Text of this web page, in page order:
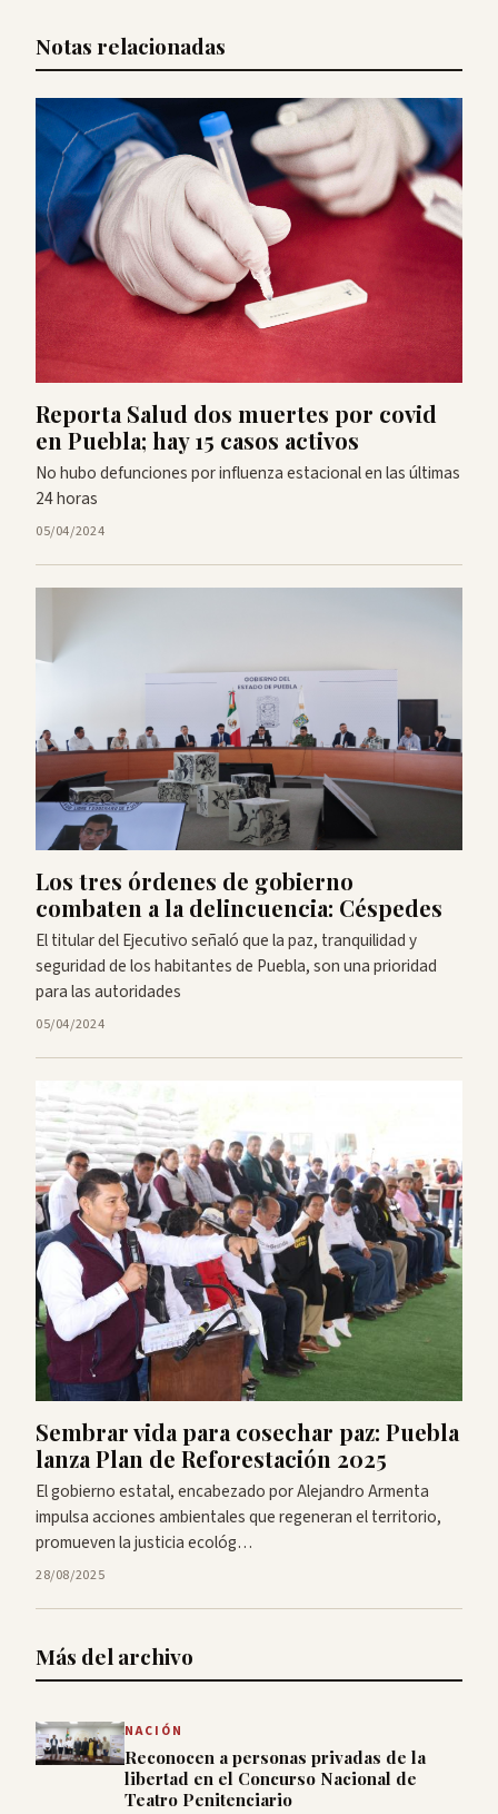
Notas relacionadas
Reporta Salud dos muertes por covid
en Puebla; hay 15 casos activos
No hubo defunciones por influenza estacional en las últimas
24 horas
05/04/2024
Los tres órdenes de gobierno
combaten a la delincuencia: Céspedes
El titular del Ejecutivo señaló que la paz, tranquilidad y
seguridad de los habitantes de Puebla, son una prioridad
para las autoridades
05/04/2024
Sembrar vida para cosechar paz: Puebla
lanza Plan de Reforestación 2025
El gobierno estatal, encabezado por Alejandro Armenta
impulsa acciones ambientales que regeneran el territorio,
promueven la justicia ecológ…
28/08/2025
Más del archivo
NACIÓN
Reconocen a personas privadas de la
libertad en el Concurso Nacional de
Teatro Penitenciario